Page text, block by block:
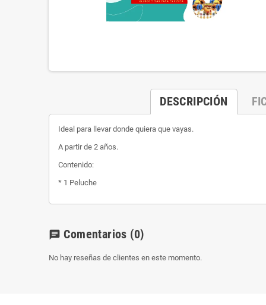
DESCRIPCIÓN
Ideal para llevar donde quiera que vayas.
A partir de 2 años.
Contenido:
* 1 Peluche
chat Comentarios (0)
No hay reseñas de clientes en este momento.